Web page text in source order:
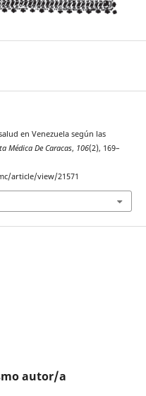
en Venezuela según las
Médica De Caracas, 106(2), 169–
article/view/21571
autor/a